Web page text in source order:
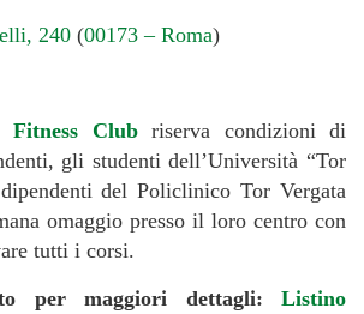
240 (00173 – Roma)
Fitness Clubriserva condizioni di
gli studenti dell’Università “Tor
del Policlinico Tor Vergata
omaggio presso il loro centro con
tutti i corsi.
per maggiori dettagli: Listino